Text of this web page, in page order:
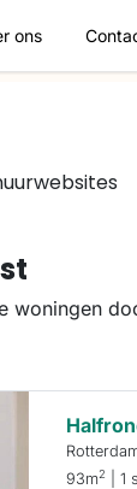
ons
woningen
93m2 | 1